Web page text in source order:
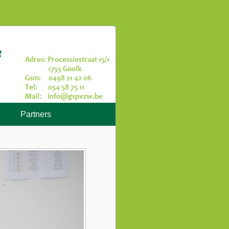
Partners